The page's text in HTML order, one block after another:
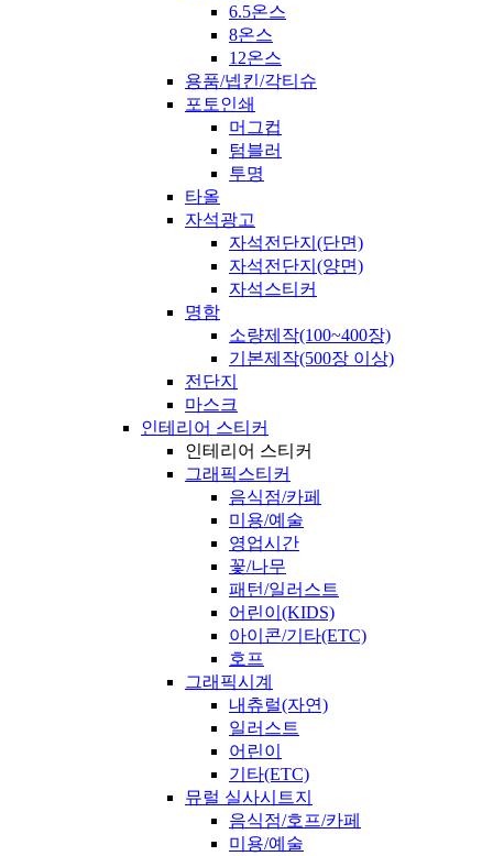
6.5온스
8온스
12온스
용품/넵킨/각티슈
포토인쇄
머그컵
텀블러
투명
타올
자석광고
자석전단지(단면)
자석전단지(양면)
자석스티커
명함
소량제작(100~400장)
기본제작(500장 이상)
전단지
마스크
인테리어 스티커
인테리어 스티커
그래픽스티커
음식점/카페
미용/예술
영업시간
꽃/나무
패턴/일러스트
어린이(KIDS)
아이콘/기타(ETC)
호프
그래픽시계
내츄럴(자연)
일러스트
어린이
기타(ETC)
뮤럴 실사시트지
음식점/호프/카페
미용/예술